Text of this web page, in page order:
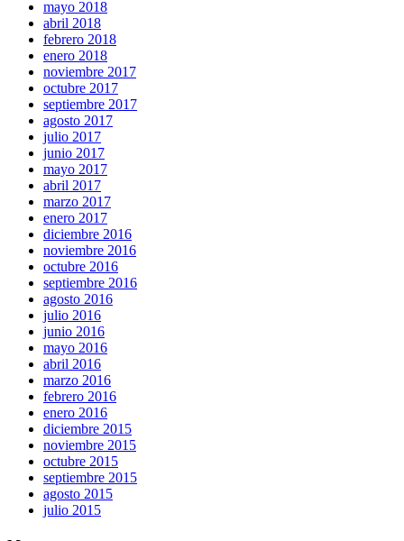
mayo 2018
abril 2018
febrero 2018
enero 2018
noviembre 2017
octubre 2017
septiembre 2017
agosto 2017
julio 2017
junio 2017
mayo 2017
abril 2017
marzo 2017
enero 2017
diciembre 2016
noviembre 2016
octubre 2016
septiembre 2016
agosto 2016
julio 2016
junio 2016
mayo 2016
abril 2016
marzo 2016
febrero 2016
enero 2016
diciembre 2015
noviembre 2015
octubre 2015
septiembre 2015
agosto 2015
julio 2015